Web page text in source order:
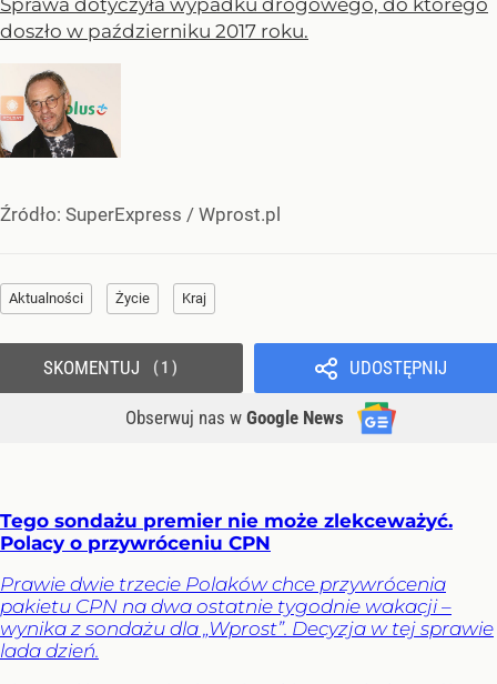
doszło w październiku 2017 roku.
Źródło: SuperExpress / Wprost.pl
Aktualności Życie Kraj
UDOSTĘPNIJ
Obserwuj nas w Google News
SKOMENTUJ 1
Tego sondażu premier nie może zlekceważyć.
Polacy o przywróceniu CPN
Prawie dwie trzecie Polaków chce przywrócenia
pakietu CPN na dwa ostatnie tygodnie wakacji –
wynika z sondażu dla „Wprost”. Decyzja w tej sprawie
lada dzień.